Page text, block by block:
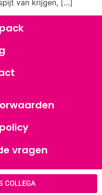
van krijgen, […]
vragen
COLLEGA